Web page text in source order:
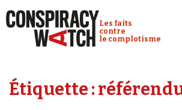
Conspiracy Watch :
Les faits
contre
le complotisme
Analyses
Étiquette :